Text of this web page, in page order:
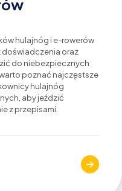
hulajnóg i e-rowerów
doświadczenia oraz
do niebezpiecznych
poznać najczęstsze
hulajnóg
aby jeździć
z przepisami.